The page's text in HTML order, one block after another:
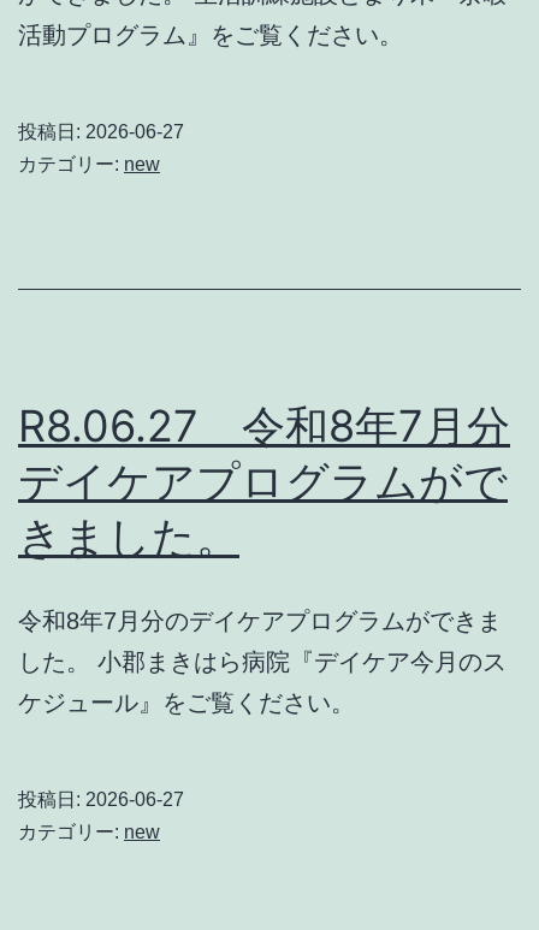
活動プログラム』をご覧ください。
投稿日: 2026-06-27
カテゴリー: new
R8.06.27 令和8年7月分
デイケアプログラムがで
きました。
令和8年7月分のデイケアプログラムができま
した。 小郡まきはら病院『デイケア今月のス
ケジュール』をご覧ください。
投稿日: 2026-06-27
カテゴリー: new